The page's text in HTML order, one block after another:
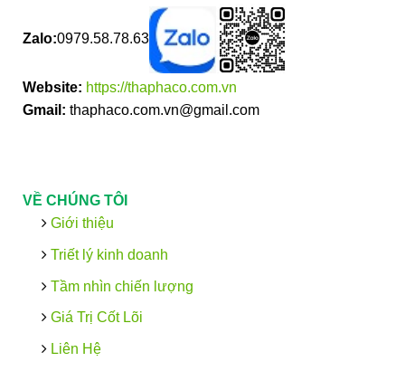
Zalo:0979.58.78.63
Website: https://thaphaco.com.vn
Gmail: thaphaco.com.vn@gmail.com
VỀ CHÚNG TÔI
Giới thiệu
Triết lý kinh doanh
Tầm nhìn chiến lượng
Giá Trị Cốt Lõi
Liên Hệ